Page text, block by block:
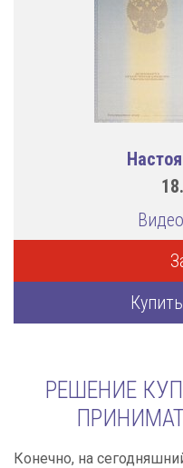
РЕШЕНИЕ
Конечно, на